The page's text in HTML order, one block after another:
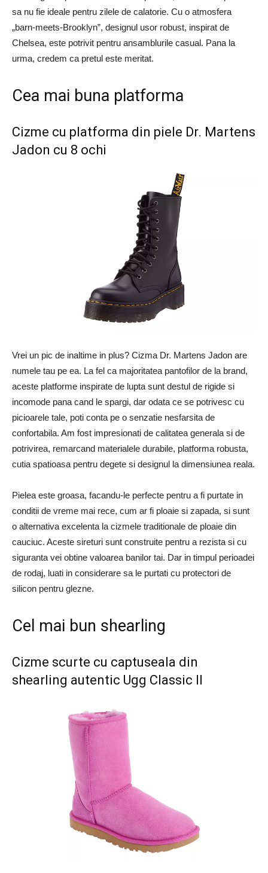
sa nu fie ideale pentru zilele de calatorie. Cu o atmosfera
„barn-meets-Brooklyn”, designul usor robust, inspirat de
Chelsea, este potrivit pentru ansamblurile casual. Pana la
urma, credem ca pretul este meritat.
Cea mai buna platforma
Cizme cu platforma din piele Dr. Martens
Jadon cu 8 ochi
Vrei un pic de inaltime in plus? Cizma Dr. Martens Jadon are
numele tau pe ea. La fel ca majoritatea pantofilor de la brand,
aceste platforme inspirate de lupta sunt destul de rigide si
incomode pana cand le spargi, dar odata ce se potrivesc cu
picioarele tale, poti conta pe o senzatie nesfarsita de
confortabila. Am fost impresionati de calitatea generala si de
potrivirea, remarcand materialele durabile, platforma robusta,
cutia spatioasa pentru degete si designul la dimensiunea reala.
Pielea este groasa, facandu-le perfecte pentru a fi purtate in
conditii de vreme mai rece, cum ar fi ploaie si zapada, si sunt
o alternativa excelenta la cizmele traditionale de ploaie din
cauciuc. Aceste sireturi sunt construite pentru a rezista si cu
siguranta vei obtine valoarea banilor tai. Dar in timpul perioadei
de rodaj, luati in considerare sa le purtati cu protectori de
silicon pentru glezne.
Cel mai bun shearling
Cizme scurte cu captuseala din
shearling autentic Ugg Classic II